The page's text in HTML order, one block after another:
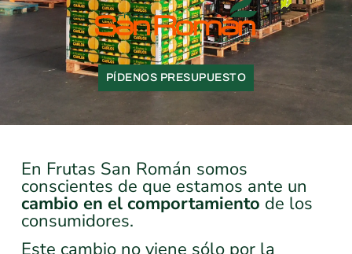
PÍDENOS PRESUPUESTO
En Frutas San Román somos
conscientes de que estamos ante un
cambio en el comportamiento de los
consumidores.